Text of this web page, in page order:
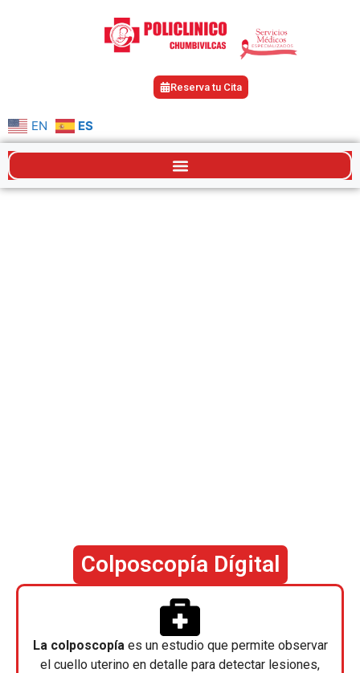
Reserva tu Cita
EN ES
Colposcopía Dígital
La colposcopía es un estudio que permite observar
el cuello uterino en detalle para detectar lesiones,